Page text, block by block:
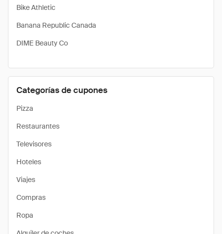
Bike Athletic
Banana Republic Canada
DIME Beauty Co
Categorías de cupones
Pizza
Restaurantes
Televisores
Hoteles
Viajes
Compras
Ropa